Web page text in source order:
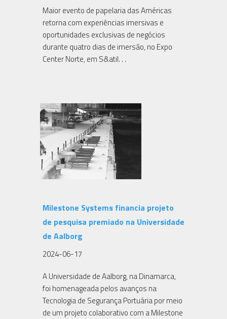
Maior evento de papelaria das Américas
retorna com experiências imersivas e
oportunidades exclusivas de negócios
durante quatro dias de imersão, no Expo
Center Norte, em S&atil. . .
Milestone Systems financia projeto
de pesquisa premiado na Universidade
de Aalborg
2024-06-17
A Universidade de Aalborg, na Dinamarca,
foi homenageada pelos avanços na
Tecnologia de Segurança Portuária por meio
de um projeto colaborativo com a Milestone